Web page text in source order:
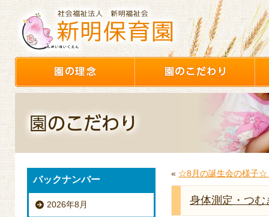
バックナンバー
2026年8月
« ☆8月の誕生会の様子
身体測定・つ